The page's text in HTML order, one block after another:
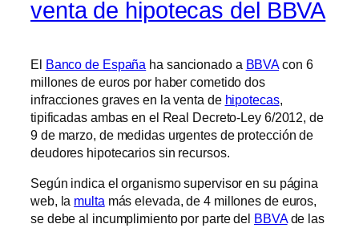
venta de hipotecas del BBVA
El Banco de España ha sancionado a BBVAcon 6
millones de euros por haber cometido dos
infracciones graves en la venta de hipotecas,
tipificadas ambas en el Real Decreto-Ley 6/2012, de
9 de marzo, de medidas urgentes de protección de
deudores hipotecarios sin recursos.
Según indica el organismo supervisor en su página
web, la multa más elevada, de 4 millones de euros,
se debe al incumplimiento por parte del BBVAde las